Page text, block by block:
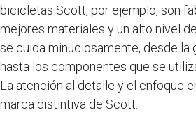
bicicletas Scott, por ejemplo, son
mejores materiales y un alto nivel
se cuida minuciosamente, desde la
hasta los componentes que se
La atención al detalle y el enfoque
marca distintiva de Scott.